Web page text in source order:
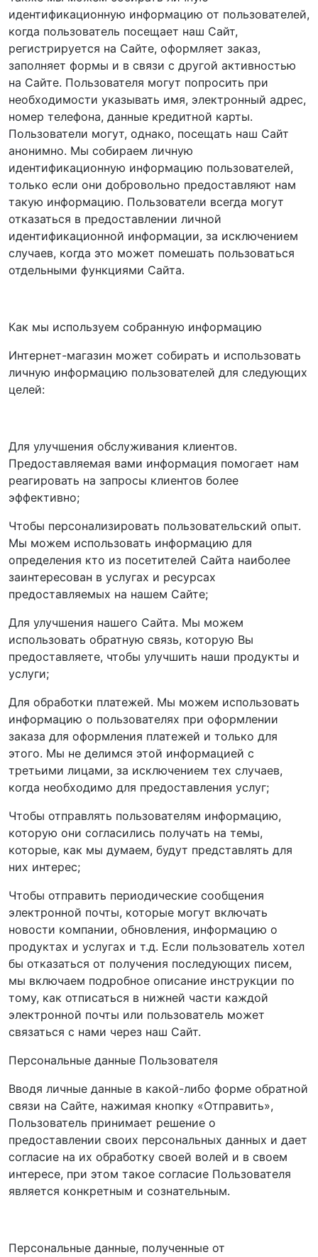
идентификационную информацию от пользователей,
когда пользователь посещает наш Сайт,
регистрируется на Сайте, оформляет заказ,
заполняет формы и в связи с другой активностью
на Сайте. Пользователя могут попросить при
необходимости указывать имя, электронный адрес,
номер телефона, данные кредитной карты.
Пользователи могут, однако, посещать наш Сайт
анонимно. Мы собираем личную
идентификационную информацию пользователей,
только если они добровольно предоставляют нам
такую информацию. Пользователи всегда могут
отказаться в предоставлении личной
идентификационной информации, за исключением
случаев, когда это может помешать пользоваться
отдельными функциями Сайта.
Как мы используем собранную информацию
Интернет-магазин может собирать и использовать
личную информацию пользователей для следующих
целей:
Для улучшения обслуживания клиентов.
Предоставляемая вами информация помогает нам
реагировать на запросы клиентов более
эффективно;
Чтобы персонализировать пользовательский опыт.
Мы можем использовать информацию для
определения кто из посетителей Сайта наиболее
заинтересован в услугах и ресурсах
предоставляемых на нашем Сайте;
Для улучшения нашего Сайта. Мы можем
использовать обратную связь, которую Вы
предоставляете, чтобы улучшить наши продукты и
услуги;
Для обработки платежей. Мы можем использовать
информацию о пользователях при оформлении
заказа для оформления платежей и только для
этого. Мы не делимся этой информацией с
третьими лицами, за исключением тех случаев,
когда необходимо для предоставления услуг;
Чтобы отправлять пользователям информацию,
которую они согласились получать на темы,
которые, как мы думаем, будут представлять для
них интерес;
Чтобы отправить периодические сообщения
электронной почты, которые могут включать
новости компании, обновления, информацию о
продуктах и услугах и т.д. Если пользователь хотел
бы отказаться от получения последующих писем,
мы включаем подробное описание инструкции по
тому, как отписаться в нижней части каждой
электронной почты или пользователь может
связаться с нами через наш Сайт.
Персональные данные Пользователя
Вводя личные данные в какой-либо форме обратной
связи на Сайте, нажимая кнопку «Отправить»,
Пользователь принимает решение о
предоставлении своих персональных данных и дает
согласие на их обработку своей волей и в своем
интересе, при этом такое согласие Пользователя
является конкретным и сознательным.
Персональные данные, полученные от